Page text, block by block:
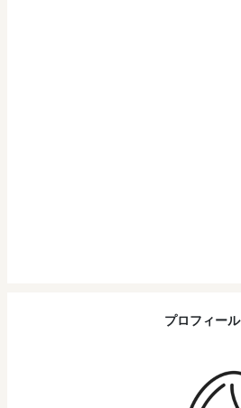
プロフィール